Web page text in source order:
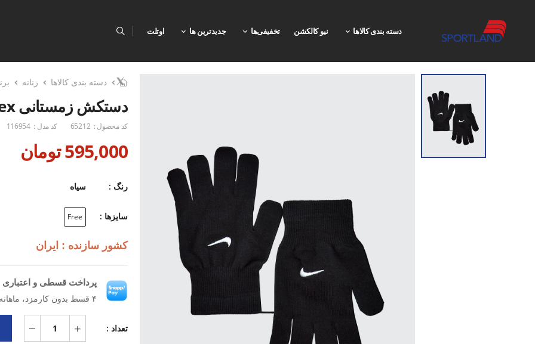
دسته بندی کالاها نیو کالکشن تخفیفی‌ها جدیدترین ها اوتلت
دسته بندی کالاها زنانه
دستکش زمستانی Unisex نایک Nike Lagos U
کد محصول : 65212 کد مدل : 116954
595,000 تومان
رنگ : سیاه
سایزها : Free
کشور سازنده : ایران
پرداخت قسطی و اعتباری
۴ قسط بدون کارمزد، ماهانه ۱۴۸٬۷۵۰ تومان
تعداد :